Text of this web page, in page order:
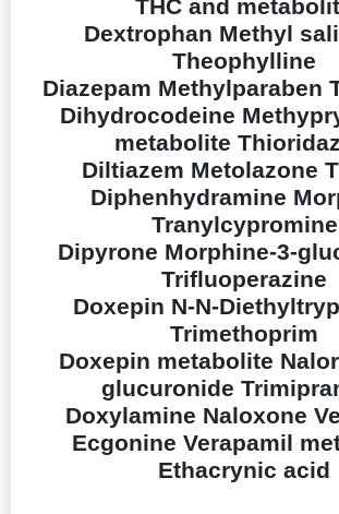
THC and
Dextrophan Methyl
Theophylline
Diazepam Methylparaben
Dihydrocodeine
metabolite
Diltiazem Metolazone
Diphenhydramine
Tranylcypromine
Dipyrone Morphine-3-
Trifluoperazine
Doxepin N-N-
Trimethoprim
Doxepin metabolite
glucuronide
Doxylamine Naloxone
Ecgonine Verapamil
Ethacrynic acid